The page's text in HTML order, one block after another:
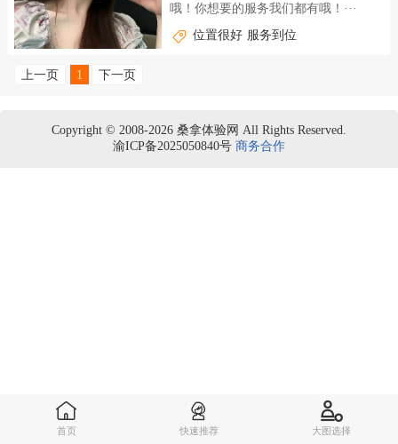
哦！你想要的服务我们都有哦！···
位置很好 服务到位
上一页 1 下一页
Copyright © 2008-2026 桑拿体验网 All Rights Reserved.
渝ICP备2025050840号 商务合作
首页 快速推荐 大图选择